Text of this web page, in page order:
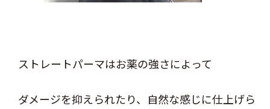
ストレートパーマはお薬の強さによって
ダメージを抑えられたり、自然な感じに仕上げら